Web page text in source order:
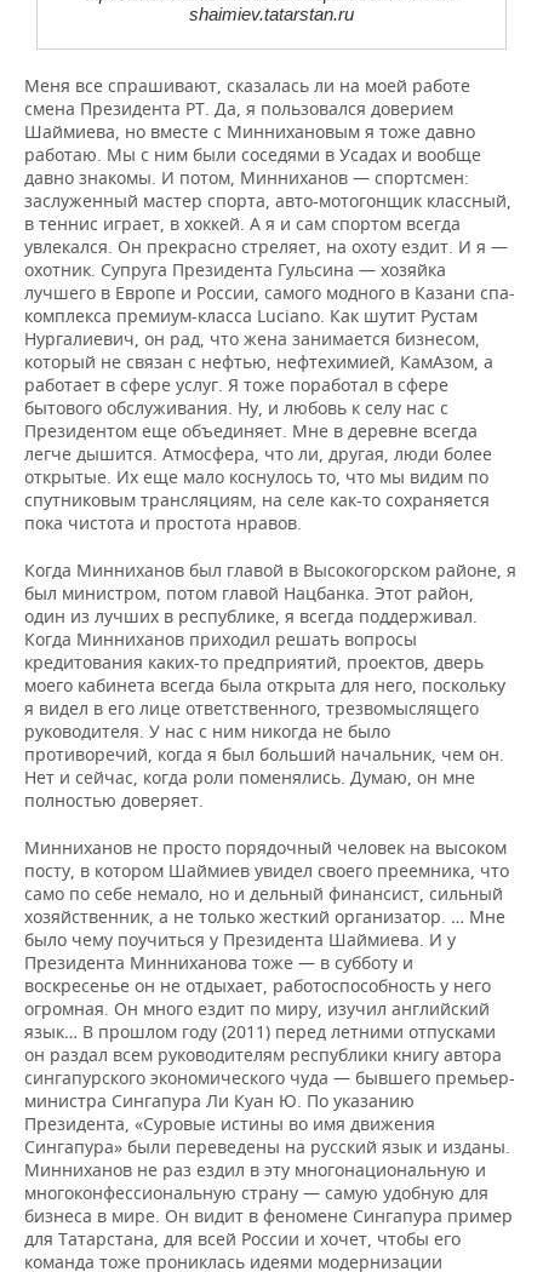
shaimiev.tatarstan.ru
Меня все спрашивают, сказалась ли на моей работе
смена Президента РТ. Да, я пользовался доверием
Шаймиева, но вместе с Миннихановым я тоже давно
работаю. Мы с ним были соседями в Усадах и вообще
давно знакомы. И потом, Минниханов — спортсмен:
заслуженный мастер спорта, авто-мотогонщик классный,
в теннис играет, в хоккей. А я и сам спортом всегда
увлекался. Он прекрасно стреляет, на охоту ездит. И я —
охотник. Супруга Президента Гульсина — хозяйка
лучшего в Европе и России, самого модного в Казани спа-
комплекса премиум-класса Luciano. Как шутит Рустам
Нургалиевич, он рад, что жена занимается бизнесом,
который не связан с нефтью, нефтехимией, КамАзом, а
работает в сфере услуг. Я тоже поработал в сфере
бытового обслуживания. Ну, и любовь к селу нас с
Президентом еще объединяет. Мне в деревне всегда
легче дышится. Атмосфера, что ли, другая, люди более
открытые. Их еще мало коснулось то, что мы видим по
спутниковым трансляциям, на селе как-то сохраняется
пока чистота и простота нравов.
Когда Минниханов был главой в Высокогорском районе, я
был министром, потом главой Нацбанка. Этот район,
один из лучших в республике, я всегда поддерживал.
Когда Минниханов приходил решать вопросы
кредитования каких-то предприятий, проектов, дверь
моего кабинета всегда была открыта для него, поскольку
я видел в его лице ответственного, трезвомыслящего
руководителя. У нас с ним никогда не было
противоречий, когда я был больший начальник, чем он.
Нет и сейчас, когда роли поменялись. Думаю, он мне
полностью доверяет.
Минниханов не просто порядочный человек на высоком
посту, в котором Шаймиев увидел своего преемника, что
само по себе немало, но и дельный финансист, сильный
хозяйственник, а не только жесткий организатор. … Мне
было чему поучиться у Президента Шаймиева. И у
Президента Минниханова тоже — в субботу и
воскресенье он не отдыхает, работоспособность у него
огромная. Он много ездит по миру, изучил английский
язык… В прошлом году (2011) перед летними отпусками
он раздал всем руководителям республики книгу автора
сингапурского экономического чуда — бывшего премьер-
министра Сингапура Ли Куан Ю. По указанию
Президента, «Суровые истины во имя движения
Сингапура» были переведены на русский язык и изданы.
Минниханов не раз ездил в эту многонациональную и
многоконфессиональную страну — самую удобную для
бизнеса в мире. Он видит в феномене Сингапура пример
для Татарстана, для всей России и хочет, чтобы его
команда тоже прониклась идеями модернизации